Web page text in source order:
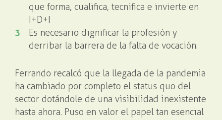
que forma, cualifica, tecnifica e invierte en
I+D+I
Es necesario dignificar la profesión y
derribar la barrera de la falta de vocación.
Ferrando recalcó que la llegada de la pandemia
ha cambiado por completo el status quo del
sector dotándole de una visibilidad inexistente
hasta ahora. Puso en valor el papel tan esencial